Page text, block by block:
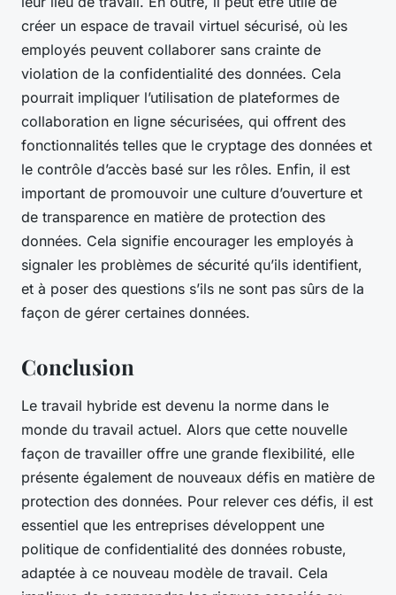
créer un espace de travail virtuel sécurisé, où les
employés peuvent collaborer sans crainte de
violation de la confidentialité des données. Cela
pourrait impliquer l’utilisation de plateformes de
collaboration en ligne sécurisées, qui offrent des
fonctionnalités telles que le cryptage des données et
le contrôle d’accès basé sur les rôles. Enfin, il est
important de promouvoir une culture d’ouverture et
de transparence en matière de protection des
données. Cela signifie encourager les employés à
signaler les problèmes de sécurité qu’ils identifient,
et à poser des questions s’ils ne sont pas sûrs de la
façon de gérer certaines données.
Conclusion
Le travail hybride est devenu la norme dans le
monde du travail actuel. Alors que cette nouvelle
façon de travailler offre une grande flexibilité, elle
présente également de nouveaux défis en matière de
protection des données. Pour relever ces défis, il est
essentiel que les entreprises développent une
politique de confidentialité des données robuste,
adaptée à ce nouveau modèle de travail. Cela